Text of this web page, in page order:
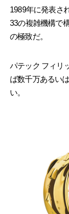
1989年に発表さ
33の複雑機構で
の極致だ。
パテック フィリ
ば数千万あるい
い。